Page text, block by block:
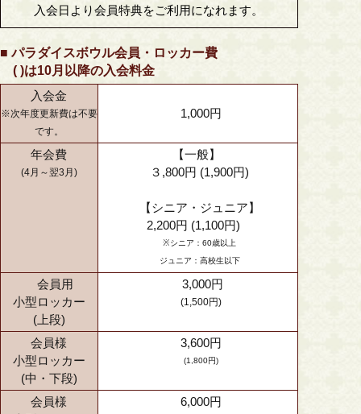
入会日より会員特典をご利用になれます。
■ パラダイスボウル会員・ロッカー費
( )は10月以降の入会料金
入会金
※次年度更新費は不要
です。
1,000円
年会費
(4月～翌3月)
【一般】
３,800円 (1,900円)
【シニア・ジュニア】
2,200円 (1,100円)
※シニア：60歳以上
ジュニア：高校生以下
会員用
小型ロッカー
(上段)
3,000円
(1,500円)
会員様
小型ロッカー
(中・下段)
3,600円
(1,800円)
会員様
6,000円